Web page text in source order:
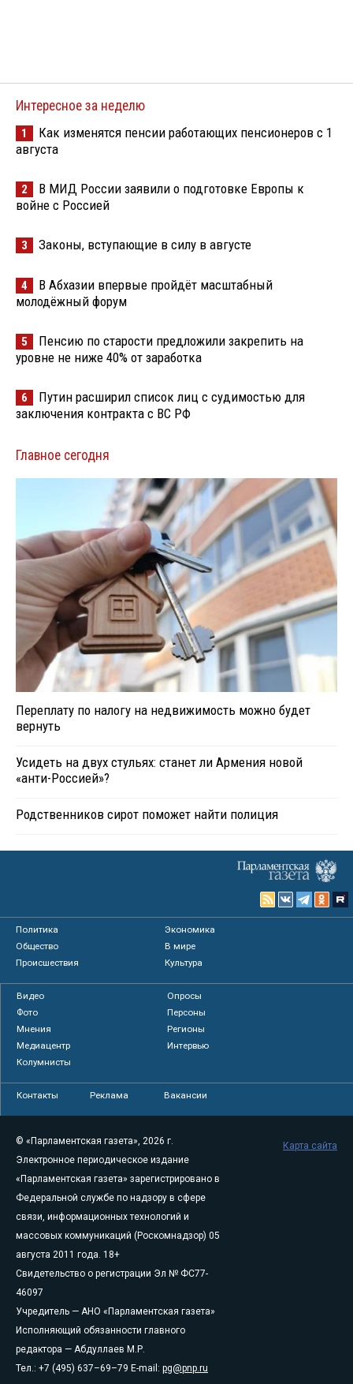
Интересное за неделю
1
Как изменятся пенсии работающих пенсионеров с 1
августа
2
В МИД России заявили о подготовке Европы к
войне с Россией
3 Законы, вступающие в силу в августе
4
В Абхазии впервые пройдёт масштабный
молодёжный форум
5
Пенсию по старости предложили закрепить на
уровне не ниже 40% от заработка
6
Путин расширил список лиц с судимостью для
заключения контракта с ВС РФ
Главное сегодня
Переплату по налогу на недвижимость можно будет
вернуть
Усидеть на двух стульях: станет ли Армения новой
«анти-Россией»?
Родственников сирот поможет найти полиция
Политика
Экономика
Общество
В мире
Происшествия
Культура
Видео
Опросы
Фото
Персоны
Мнения
Регионы
Медиацентр
Интервью
Колумнисты
Контакты Реклама Вакансии
© «Парламентская газета», 2026 г.
Электронное периодическое издание
«Парламентская газета» зарегистрировано в
Федеральной службе по надзору в сфере
связи, информационных технологий и
массовых коммуникаций (Роскомнадзор) 05
августа 2011 года. 18+
Свидетельство о регистрации Эл № ФС77-
46097
Учредитель — АНО «Парламентская газета»
Исполняющий обязанности главного
редактора — Абдуллаев М.Р.
Тел.: +7 (495) 637–69–79 E-mail: pg@pnp.ru
Карта сайта